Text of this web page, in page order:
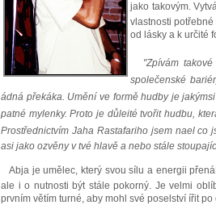
jako takovým.
vlastnosti
od lásky a k určité
"Zpívám
společenské
ádná překáka. Umění ve formě hudby je
patné mylenky. Proto je důleité tvořit hudbu,
Prostřednictvím Jaha Rastafariho jsem nael co
asi jako ozvěny v tvé hlavě a nebo stále
Abja je umělec, který svou sílu a energii
ale i o nutnosti být stále pokorný. Je velmi
prvním větím turné, aby mohl své poselství ířit